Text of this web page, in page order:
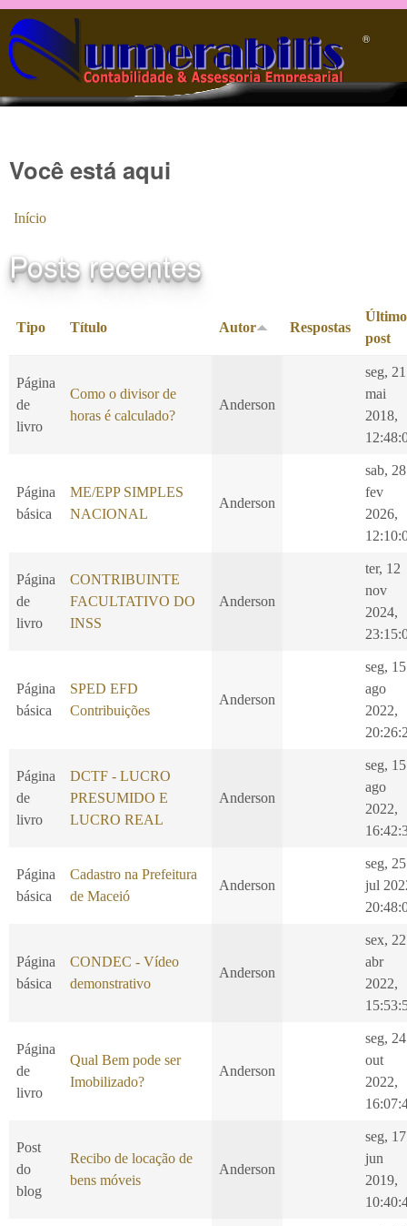
Pular para o conteúdo principal
®️
Você está aqui
Início
Posts recentes
Tipo Título Autor Respostas
Último
post
Página
de
livro
Como o divisor de
horas é calculado?
Anderson
seg, 21
mai
2018,
Página
básica
ME/EPP SIMPLES
NACIONAL
Anderson
sab, 28
fev
2026,
Página
de
livro
CONTRIBUINTE
FACULTATIVO DO
INSS
Anderson
ter, 12
nov
2024,
Página
básica
SPED EFD
Contribuições
Anderson
seg, 15
ago
2022,
Página
de
livro
DCTF - LUCRO
PRESUMIDO E
LUCRO REAL
Anderson
seg, 15
ago
2022,
Página
básica
Cadastro na Prefeitura
de Maceió
Anderson
seg, 25
jul
Página
básica
CONDEC - Vídeo
demonstrativo
Anderson
sex, 22
abr
2022,
Página
de
livro
Qual Bem pode ser
Imobilizado?
Anderson
seg, 24
out
2022,
Post
do
blog
Recibo de locação de
bens móveis
Anderson
seg, 17
jun
2019,